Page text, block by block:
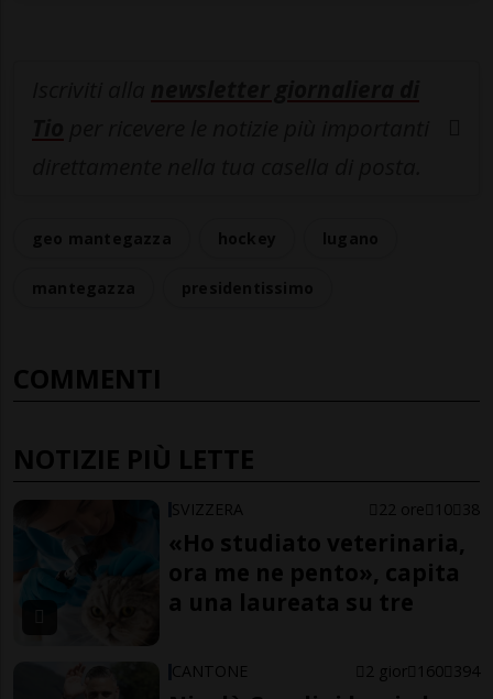
COMMENTI
NOTIZIE PIÙ LETTE
SVIZZERA 22 ore 10 38
«Ho studiato veterinaria,
ora me ne pento», capita
a una laureata su tre
CANTONE 2 gior 160 394